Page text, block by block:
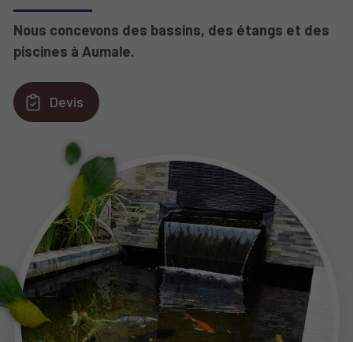
Nous concevons des bassins, des étangs et des
piscines à Aumale.
Devis